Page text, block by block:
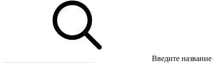
Введите название